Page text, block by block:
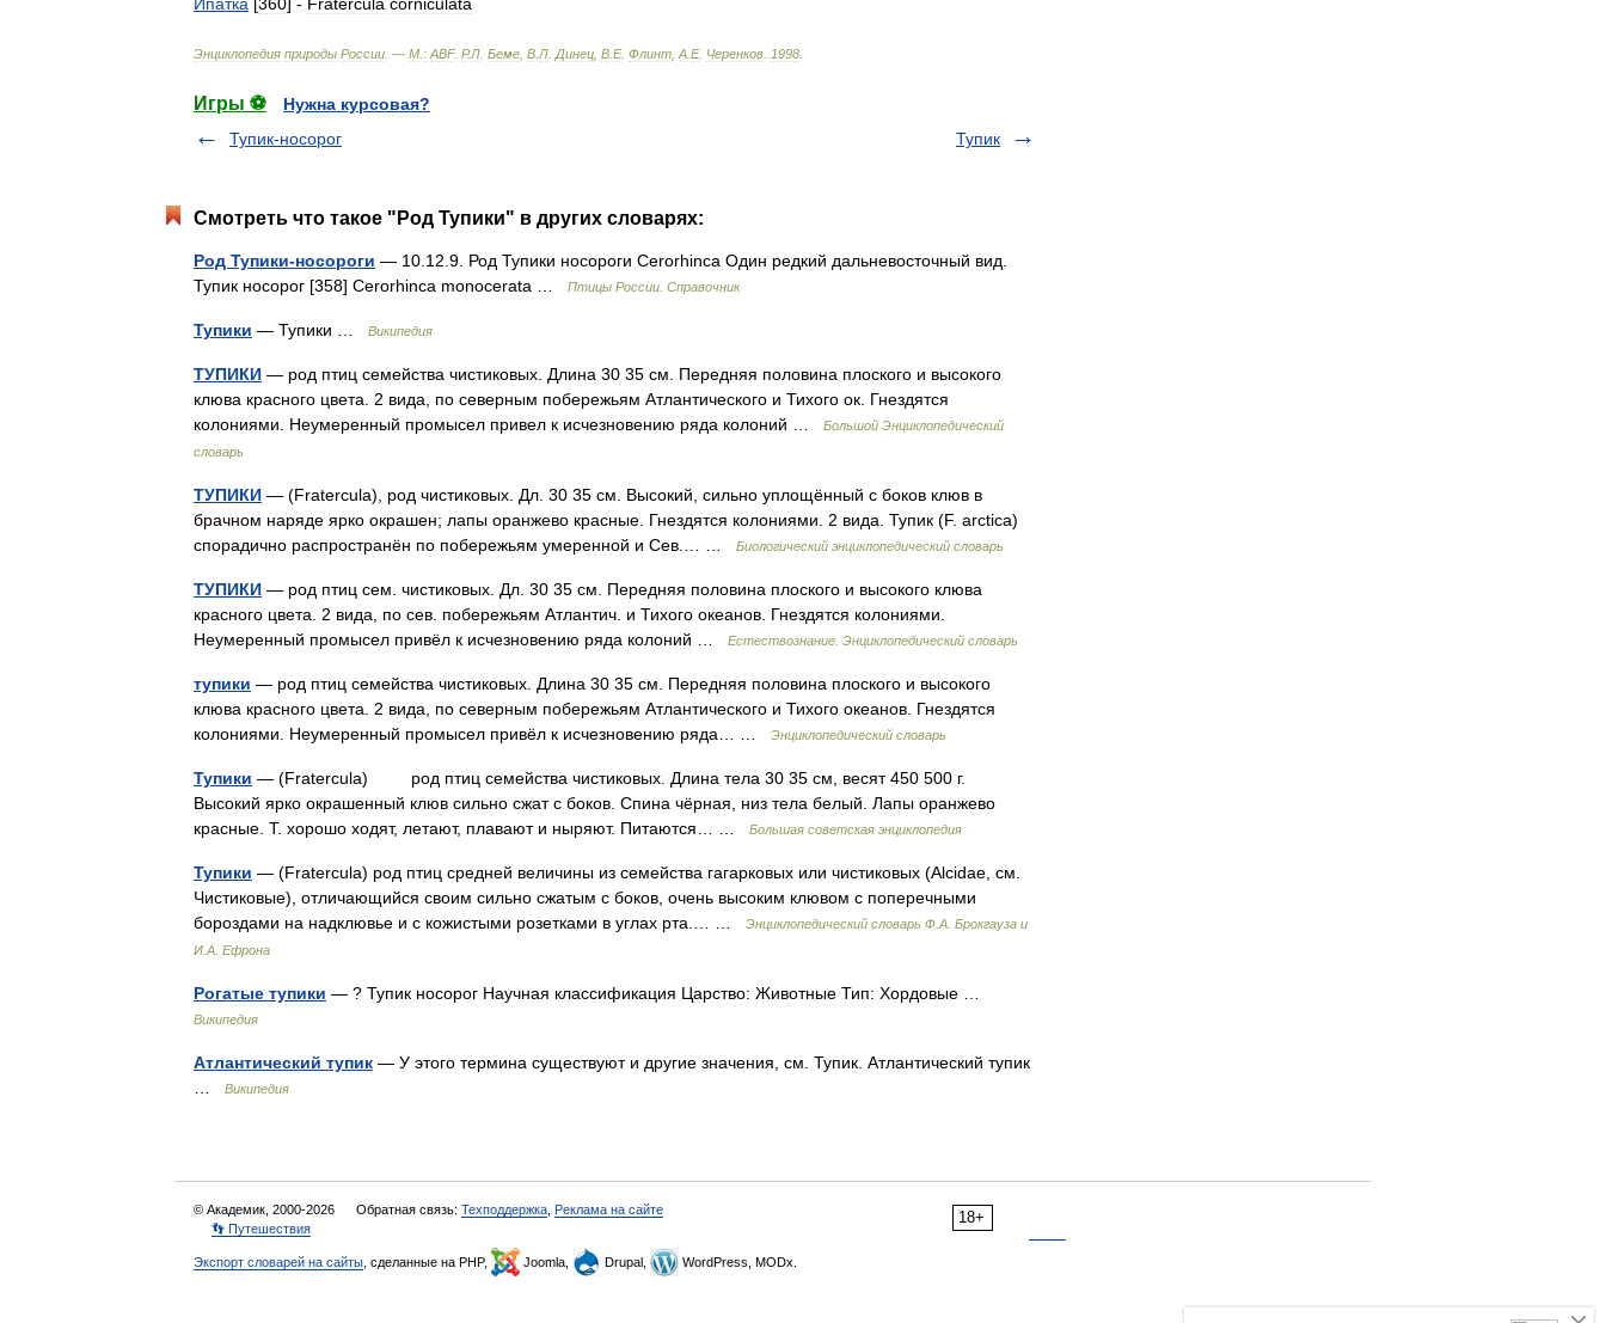
Энциклопедия природы России . — М : ABF. Р.Л Беме В Л Динец В Е. Флинт А Е. Черенков 1998
Игры ⚽
Нужна курсовая?
Тупик-носорог
Тупик
Смотреть что такое "Род Тупики" в других словарях:
Род Тупики-носороги — 10.12.9. Род Тупики носороги Cerorhinca Один редкий дальневосточный вид.
Тупик носорог [358] Cerorhinca monocerata …
Птицы России. Справочник
Тупики — Тупики … Википедия
ТУПИКИ — род птиц семейства чистиковых. Длина 30 35 см. Передняя половина плоского и высокого
клюва красного цвета. 2 вида, по северным побережьям Атлантического и Тихого ок. Гнездятся
колониями. Неумеренный промысел привел к исчезновению ряда колоний …
Большой Энциклопедический
словарь
ТУПИКИ — (Fratercula), род чистиковых. Дл. 30 35 см. Высокий, сильно уплощённый с боков клюв в
брачном наряде ярко окрашен; лапы оранжево красные. Гнездятся колониями. 2 вида. Тупик (F. arctica)
спорадично распространён по побережьям умеренной и Сев.… …
Биологический энциклопедический словарь
ТУПИКИ — род птиц сем. чистиковых. Дл. 30 35 см. Передняя половина плоского и высокого клюва
красного цвета. 2 вида, по сев. побережьям Атлантич. и Тихого океанов. Гнездятся колониями.
Неумеренный промысел привёл к исчезновению ряда колоний …
Естествознание. Энциклопедический словарь
тупики — род птиц семейства чистиковых. Длина 30 35 см. Передняя половина плоского и высокого
клюва красного цвета. 2 вида, по северным побережьям Атлантического и Тихого океанов. Гнездятся
колониями. Неумеренный промысел привёл к исчезновению ряда… …
Энциклопедический словарь
Тупики — (Fratercula) род птиц семейства чистиковых. Длина тела 30 35 см, весят 450 500 г.
Высокий ярко окрашенный клюв сильно сжат с боков. Спина чёрная, низ тела белый. Лапы оранжево
красные. Т. хорошо ходят, летают, плавают и ныряют. Питаются… …
Большая советская энциклопедия
Тупики — (Fratercula) род птиц средней величины из семейства гагарковых или чистиковых (Alcidae, см.
Чистиковые), отличающийся своим сильно сжатым с боков, очень высоким клювом с поперечными
бороздами на надклювье и с кожистыми розетками в углах рта.… …
Энциклопедический словарь Ф.А. Брокгауза и
И.А. Ефрона
Рогатые тупики — ? Тупик носорог Научная классификация Царство: Животные Тип: Хордовые …
Википедия
Атлантический тупик — У этого термина существуют и другие значения, см. Тупик. Атлантический тупик
Википедия
18+
© Академик, 2000-2026 Обратная связь: Техподдержка Реклама на сайте
👣 Путешествия
Экспорт словарей на сайты , сделанные на PHP, Joomla, Drupal, WordPress, MODx.